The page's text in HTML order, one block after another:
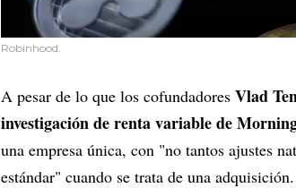
Robinhood.
A pesar de lo que los cofundadores Vlad
investigación de renta variable de
una empresa única, con "no tantos ajustes
estándar" cuando se trata de una